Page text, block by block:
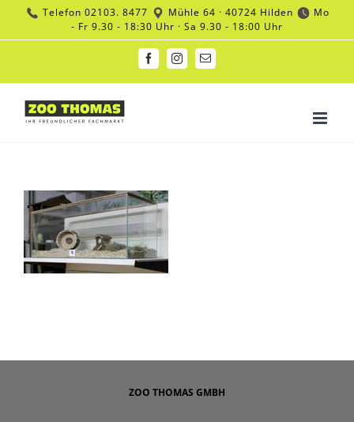
Inhalt
springen
Telefon 02103. 8477 Mühle 64 · 40724 Hilden
Mo
- Fr 9.30 - 18:30 Uhr · Sa 9.30 - 18:00 Uhr
FacebookInstagram
E-
ZOO THOMAS GMBH